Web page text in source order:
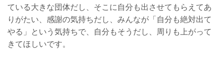
ている大きな団体だし、そこに自分も出させてもらえてあ
りがたい、感謝の気持ちだし、みんなが「自分も絶対出て
やる」という気持ちで、自分もそうだし、周りも上がって
きてほしいです。